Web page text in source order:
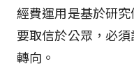
經費運用是基於研
要取信於公眾，必
轉向。